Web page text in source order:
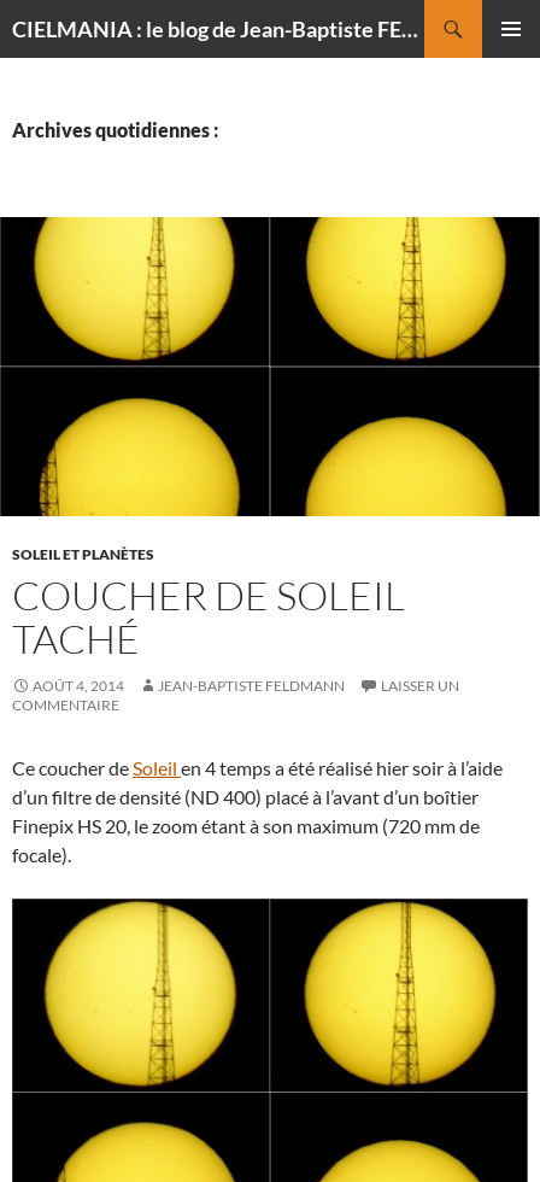
CIELMANIA : le blog de Jean-Baptiste FELDMANN, photographe du ciel
Archives quotidiennes :
SOLEIL ET PLANÈTES
COUCHER DE SOLEIL
TACHÉ
AOÛT 4, 2014 JEAN-BAPTISTE FELDMANN
LAISSER UN
COMMENTAIRE
Ce coucher deSoleil en 4 temps a été réalisé hier soir à l’aide
d’un filtre de densité (ND 400) placé à l’avant d’un boîtier
Finepix HS 20, le zoom étant à son maximum (720 mm de
focale).